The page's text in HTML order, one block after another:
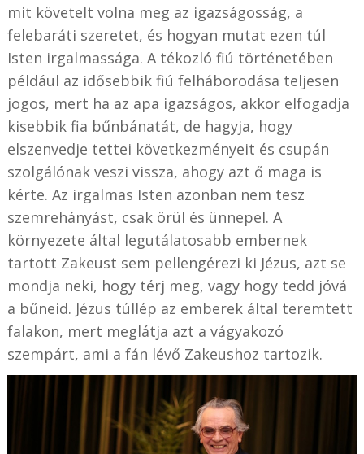
mit követelt volna meg az igazságosság, a
felebaráti szeretet, és hogyan mutat ezen túl
Isten irgalmassága. A tékozló fiú történetében
például az idősebbik fiú felháborodása teljesen
jogos, mert ha az apa igazságos, akkor elfogadja
kisebbik fia bűnbánatát, de hagyja, hogy
elszenvedje tettei következményeit és csupán
szolgálónak veszi vissza, ahogy azt ő maga is
kérte. Az irgalmas Isten azonban nem tesz
szemrehányást, csak örül és ünnepel. A
környezete által legutálatosabb embernek
tartott Zakeust sem pellengérezi ki Jézus, azt se
mondja neki, hogy térj meg, vagy hogy tedd jóvá
a bűneid. Jézus túllép az emberek által teremtett
falakon, mert meglátja azt a vágyakozó
szempárt, ami a fán lévő Zakeushoz tartozik.